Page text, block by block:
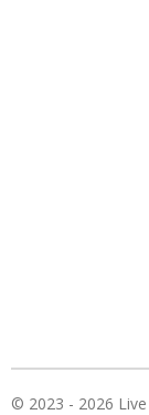
© 2023 - 2026